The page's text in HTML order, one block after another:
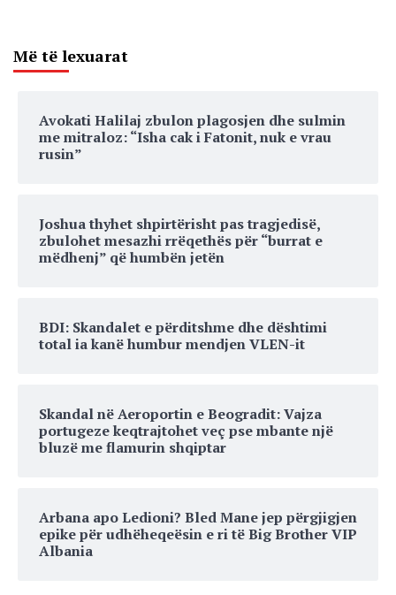
Më të lexuarat
Avokati Halilaj zbulon plagosjen dhe sulmin
me mitraloz: “Isha cak i Fatonit, nuk e vrau
rusin”
Joshua thyhet shpirtërisht pas tragjedisë,
zbulohet mesazhi rrëqethës për “burrat e
mëdhenj” që humbën jetën
BDI: Skandalet e përditshme dhe dështimi
total ia kanë humbur mendjen VLEN-it
Skandal në Aeroportin e Beogradit: Vajza
portugeze keqtrajtohet veç pse mbante një
bluzë me flamurin shqiptar
Arbana apo Ledioni? Bled Mane jep përgjigjen
epike për udhëheqeësin e ri të Big Brother VIP
Albania